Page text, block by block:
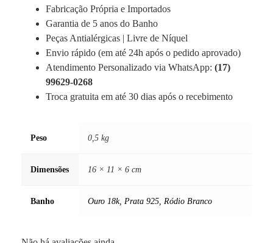
Fabricação Própria e Importados
Garantia de 5 anos do Banho
Peças Antialérgicas | Livre de Níquel
Envio rápido (em até 24h após o pedido aprovado)
Atendimento Personalizado via WhatsApp: (17)
99629-0268
Troca gratuita em até 30 dias após o recebimento
Peso 0,5 kg
Dimensões 16 × 11 × 6 cm
Banho Ouro 18k, Prata 925 Ródio Branco